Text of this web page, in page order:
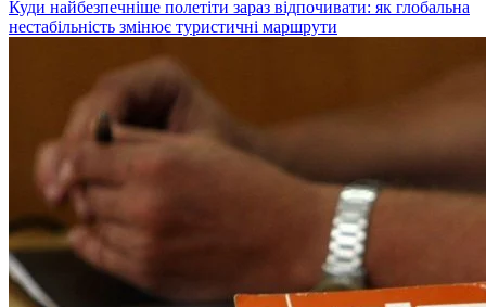
Куди найбезпечніше полетіти зараз відпочивати: як глобальна
нестабільність змінює туристичні маршрути